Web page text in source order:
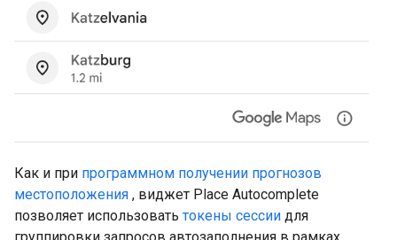
Как и при программном получении прогнозов
местоположения , виджет Place Autocomplete
позволяет использовать токены сессии для
группировки запросов автозаполнения в рамках